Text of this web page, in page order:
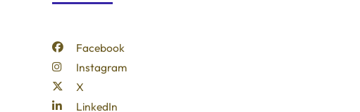
Facebook
Instagram
X
LinkedIn